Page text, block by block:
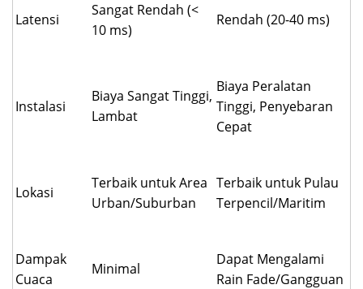
Latensi
Sangat Rendah (<
10 ms)
Rendah (20-40 ms)
Instalasi
Biaya Sangat Tinggi,
Lambat
Biaya Peralatan
Tinggi, Penyebaran
Cepat
Lokasi
Terbaik untuk Area
Urban/Suburban
Terbaik untuk Pulau
Terpencil/Maritim
Dampak
Cuaca
Minimal
Dapat Mengalami
Rain Fade/Gangguan